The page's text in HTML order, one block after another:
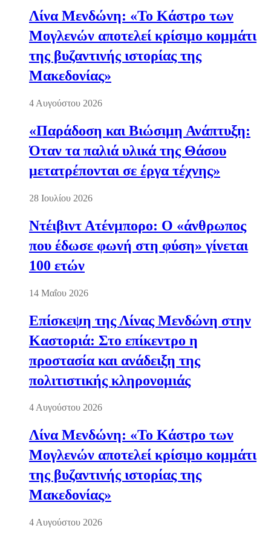
Λίνα Μενδώνη: «Το Κάστρο των
Μογλενών αποτελεί κρίσιμο κομμάτι
της βυζαντινής ιστορίας της
Μακεδονίας»
4 Αυγούστου 2026
«Παράδοση και Βιώσιμη Ανάπτυξη:
Όταν τα παλιά υλικά της Θάσου
μετατρέπονται σε έργα τέχνης»
28 Ιουλίου 2026
Ντέιβιντ Ατένμπορο: Ο «άνθρωπος
που έδωσε φωνή στη φύση» γίνεται
100 ετών
14 Μαΐου 2026
Επίσκεψη της Λίνας Μενδώνη στην
Καστοριά: Στο επίκεντρο η
προστασία και ανάδειξη της
πολιτιστικής κληρονομιάς
4 Αυγούστου 2026
Λίνα Μενδώνη: «Το Κάστρο των
Μογλενών αποτελεί κρίσιμο κομμάτι
της βυζαντινής ιστορίας της
Μακεδονίας»
4 Αυγούστου 2026